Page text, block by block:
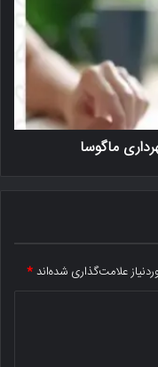
ماگوسا
علامت‌گذاری شده‌اند*